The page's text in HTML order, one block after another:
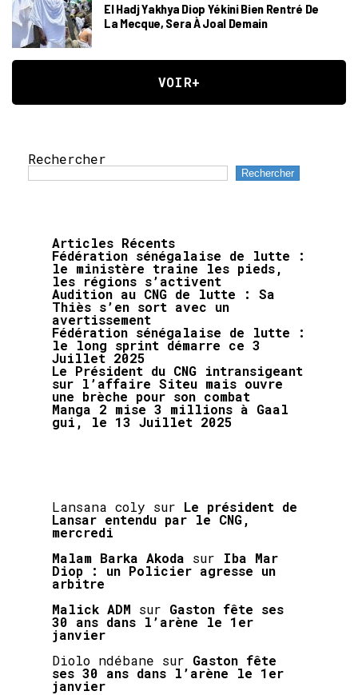
El Hadj Yakhya Diop Yékini Bien Rentré De
La Mecque, Sera À Joal Demain
VOIR+
Rechercher
Rechercher
Articles Récents
Fédération sénégalaise de lutte :
le ministère traine les pieds,
les régions s’activent
Audition au CNG de lutte : Sa
Thiès s’en sort avec un
avertissement
Fédération sénégalaise de lutte :
le long sprint démarre ce 3
Juillet 2025
Le Président du CNG intransigeant
sur l’affaire Siteu mais ouvre
une brèche pour son combat
Manga 2 mise 3 millions à Gaal
gui, le 13 Juillet 2025
Lansana coly sur Le président de
Lansar entendu par le CNG,
mercredi
Malam Barka Akoda sur Iba Mar
Diop : un Policier agresse un
arbitre
Malick ADM sur Gaston fête ses
30 ans dans l’arène le 1er
janvier
Diolo ndébane sur Gaston fête
ses 30 ans dans l’arène le 1er
janvier